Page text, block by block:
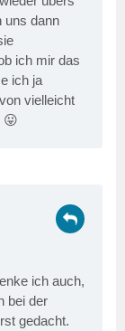
uns dann
ich mir das
ich ja
vielleicht
😛
ich auch,
bei der
gedacht.